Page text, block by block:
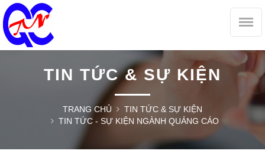
TIN TỨC & SỰ KIỆN
TRANG CHỦ
TIN TỨC & SỰ KIỆN
TIN TỨC - SỰ KIỆN NGÀNH QUẢNG CÁO